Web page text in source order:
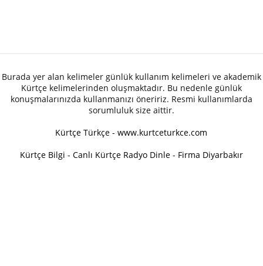
Burada yer alan kelimeler günlük kullanım kelimeleri ve akademik
Kürtçe kelimelerinden oluşmaktadır. Bu nedenle günlük
konuşmalarınızda kullanmanızı öneririz. Resmi kullanımlarda
sorumluluk size aittir.
Kürtçe Türkçe - www.kurtceturkce.com
Kürtçe Bilgi - Canlı Kürtçe Radyo Dinle - Firma Diyarbakır